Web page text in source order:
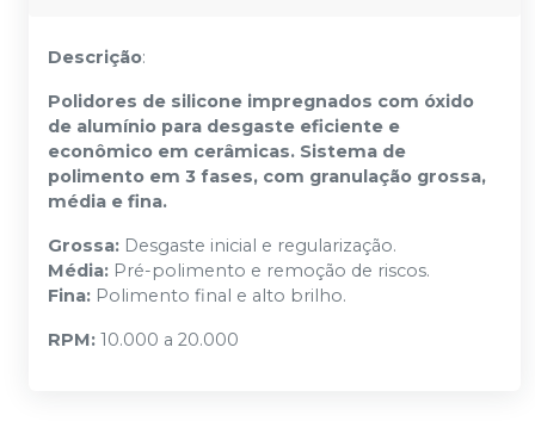
Descrição:
Polidores de silicone impregnados com óxido
de alumínio para desgaste eficiente e
econômico em cerâmicas. Sistema de
polimento em 3 fases, com granulação grossa,
média e fina.
Grossa: Desgaste inicial e regularização.
Média: Pré-polimento e remoção de riscos.
Fina: Polimento final e alto brilho.
RPM: 10.000 a 20.000